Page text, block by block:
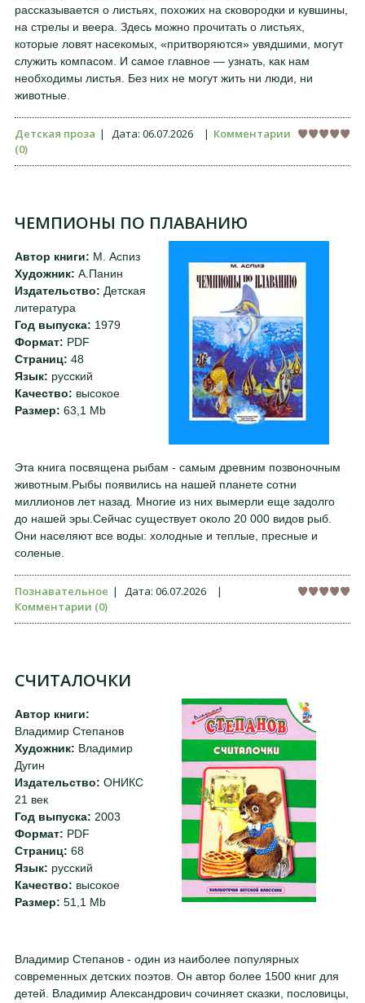
рассказывается о листьях, похожих на сковородки и кувшины,
на стрелы и веера. Здесь можно прочитать о листьях,
которые ловят насекомых, «притворяются» увядшими, могут
служить компасом. И самое главное — узнать, как нам
необходимы листья. Без них не могут жить ни люди, ни
животные.
Детская проза | Дата: 06.07.2026 | Комментарии
(0)
ЧЕМПИОНЫ ПО ПЛАВАНИЮ
Автор книги: М. Аспиз
Художник: А.Панин
Издательство: Детская
литература
Год выпуска: 1979
Формат: PDF
Страниц: 48
Язык: русский
Качество: высокое
Размер: 63,1 Mb
Эта книга посвящена рыбам - самым древним позвоночным
животным.Рыбы появились на нашей планете сотни
миллионов лет назад. Многие из них вымерли еще задолго
до нашей эры.Сейчас существует около 20 000 видов рыб.
Они населяют все воды: холодные и теплые, пресные и
соленые.
Познавательное | Дата: 06.07.2026
|
Комментарии (0)
СЧИТАЛОЧКИ
Автор книги:
Владимир Степанов
Художник: Владимир
Дугин
Издательство: ОНИКС
21 век
Год выпуска: 2003
Формат: PDF
Страниц: 68
Язык: русский
Качество: высокое
Размер: 51,1 Mb
Владимир Степанов - один из наиболее популярных
современных детских поэтов. Он автор более 1500 книг для
детей. Владимир Александрович сочиняет сказки, пословицы,